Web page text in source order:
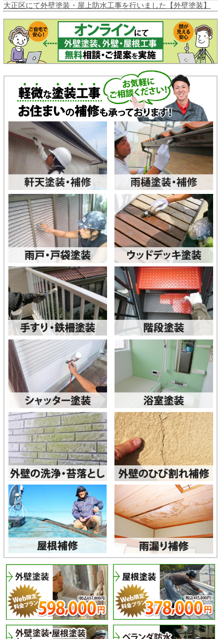
大正区にて外壁塗装・屋上防水工事を行いました【外壁塗装】